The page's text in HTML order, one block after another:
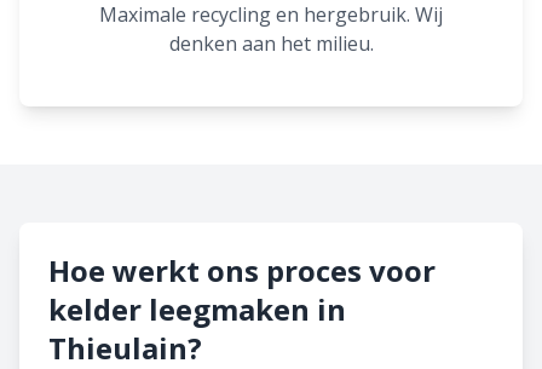
Maximale recycling en hergebruik. Wij
denken aan het milieu.
Hoe werkt ons proces voor
kelder leegmaken in
Thieulain?